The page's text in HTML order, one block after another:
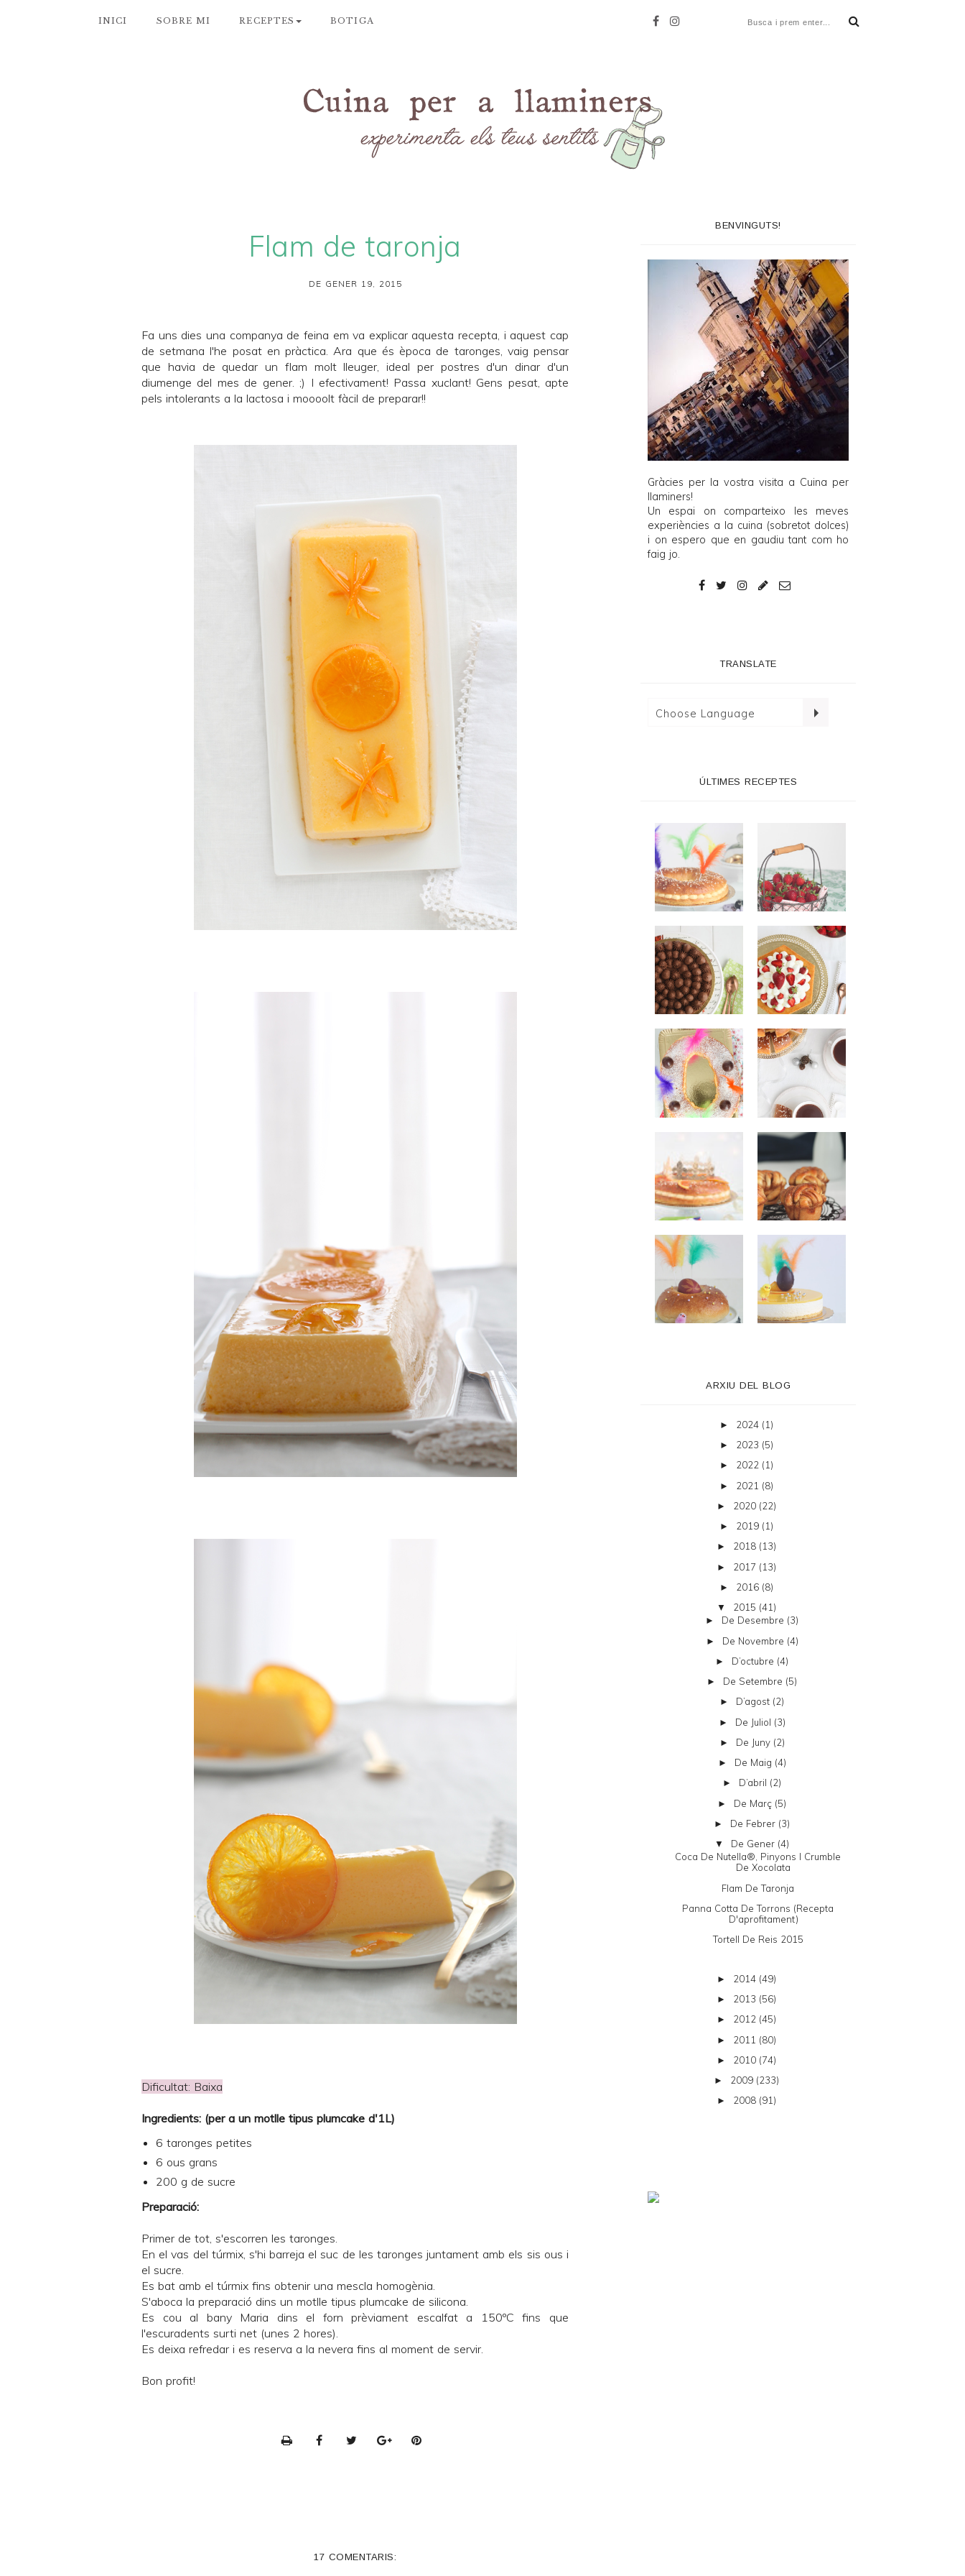
INICI SOBRE MI RECEPTES BOTIGA
Flam de taronja
DE GENER 19, 2015
Fa uns dies una companya de feina em va explicar aquesta recepta, i aquest cap
de setmana l'he posat en pràctica. Ara que és època de taronges, vaig pensar
que havia de quedar un flam molt lleuger, ideal per postres d'un dinar d'un
diumenge del mes de gener. ;) I efectivament! Passa xuclant! Gens pesat, apte
pels intolerants a la lactosa i moooolt fàcil de preparar!!
Dificultat: Baixa
Ingredients: (per a un motlle tipus plumcake d'1L)
6 taronges petites
6 ous grans
200 g de sucre
Preparació:
Primer de tot, s'escorren les taronges.
En el vas del túrmix, s'hi barreja el suc de les taronges juntament amb els sis ous i
el sucre.
Es bat amb el túrmix fins obtenir una mescla homogènia.
S'aboca la preparació dins un motlle tipus plumcake de silicona.
Es cou al bany Maria dins el forn prèviament escalfat a 150ºC fins que
l'escuradents surti net (unes 2 hores).
Es deixa refredar i es reserva a la nevera fins al moment de servir.
Bon profit!
17 COMENTARIS:
BENVINGUTS!
Gràcies per la vostra visita a Cuina per
llaminers!
Un espai on comparteixo les meves
experiències a la cuina (sobretot dolces)
i on espero que en gaudiu tant com ho
faig jo.
TRANSLATE
ÚLTIMES RECEPTES
ARXIU DEL BLOG
► 2024 (1)
► 2023 (5)
► 2022 (1)
► 2021 (8)
► 2020 (22)
► 2019 (1)
► 2018 (13)
► 2017 (13)
► 2016 (8)
▼ 2015 (41)
► De Desembre (3)
► De Novembre (4)
► D’octubre (4)
► De Setembre (5)
► D’agost (2)
► De Juliol (3)
► De Juny (2)
► De Maig (4)
► D’abril (2)
► De Març (5)
► De Febrer (3)
▼ De Gener (4)
Coca De Nutella®, Pinyons I Crumble
De Xocolata
Flam De Taronja
Panna Cotta De Torrons (recepta
D'aprofitament)
Tortell De Reis 2015
► 2014 (49)
► 2013 (56)
► 2012 (45)
► 2011 (80)
► 2010 (74)
► 2009 (233)
► 2008 (91)